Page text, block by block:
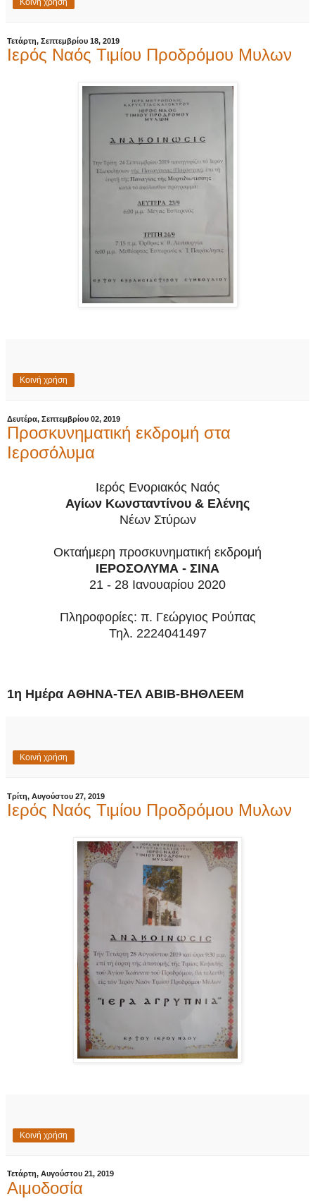
Κοινή χρήση
Τετάρτη, Σεπτεμβρίου 18, 2019
Ιερός Ναός Τιμίου Προδρόμου Μυλων
Κοινή χρήση
Δευτέρα, Σεπτεμβρίου 02, 2019
Προσκυνηματική εκδρομή στα
Ιεροσόλυμα
Ιερός Ενοριακός Ναός
Αγίων Κωνσταντίνου & Ελένης
Νέων Στύρων
Οκταήμερη προσκυνηματική εκδρομή
ΙΕΡΟΣΟΛΥΜΑ - ΣΙΝΑ
21 - 28 Ιανουαρίου 2020
Πληροφορίες: π. Γεώργιος Ρούπας
Τηλ. 2224041497
1η Ημέρα ΑΘΗΝΑ-ΤΕΛ ΑΒΙΒ-ΒΗΘΛΕΕΜ
Κοινή χρήση
Τρίτη, Αυγούστου 27, 2019
Ιερός Ναός Τιμίου Προδρόμου Μυλων
Κοινή χρήση
Τετάρτη, Αυγούστου 21, 2019
Αιμοδοσία